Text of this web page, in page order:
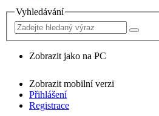
Vyhledávání
Zobrazit jako na PC
Zobrazit mobilní verzi
Přihlášení
Registrace